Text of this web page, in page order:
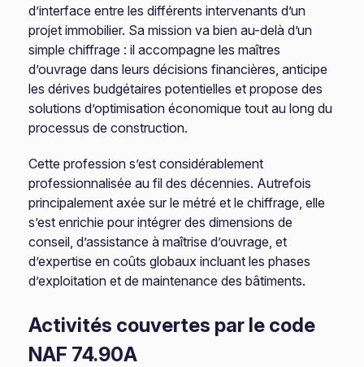
d’interface entre les différents intervenants d’un
projet immobilier. Sa mission va bien au-delà d’un
simple chiffrage : il accompagne les maîtres
d’ouvrage dans leurs décisions financières, anticipe
les dérives budgétaires potentielles et propose des
solutions d’optimisation économique tout au long du
processus de construction.
Cette profession s’est considérablement
professionnalisée au fil des décennies. Autrefois
principalement axée sur le métré et le chiffrage, elle
s’est enrichie pour intégrer des dimensions de
conseil, d’assistance à maîtrise d’ouvrage, et
d’expertise en coûts globaux incluant les phases
d’exploitation et de maintenance des bâtiments.
Activités couvertes par le code
NAF 74.90A